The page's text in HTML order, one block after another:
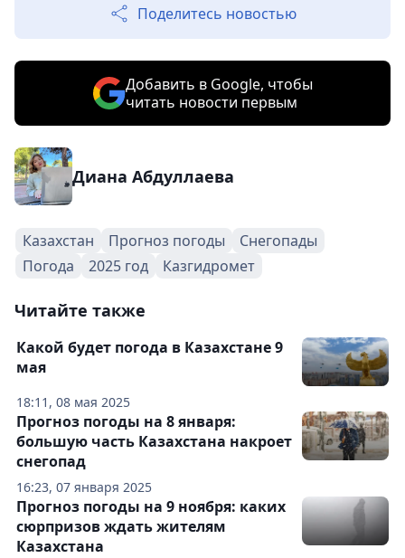
Поделитесь новостью
Добавить в Google, чтобы
читать новости первым
Диана Абдуллаева
Казахстан Прогноз погоды
Снегопады
Погода
2025 год Казгидромет
Читайте также
18:11, 08 мая 2025
Какой будет погода в Казахстане 9
мая
16:23, 07 января 2025
Прогноз погоды на 8 января:
большую часть Казахстана накроет
снегопад
Прогноз погоды на 9 ноября: каких
сюрпризов ждать жителям
Казахстана